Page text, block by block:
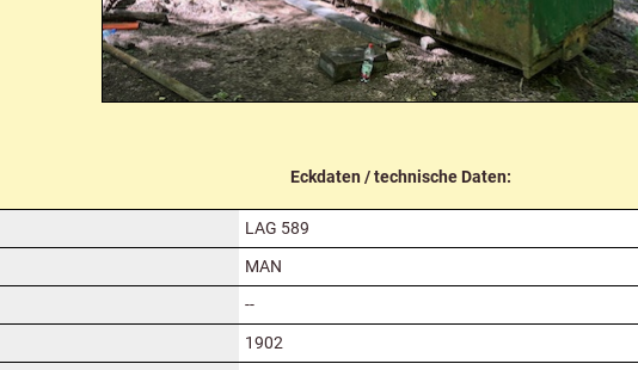
Eckdaten / technische Daten:
LAG 589
MAN
--
1902